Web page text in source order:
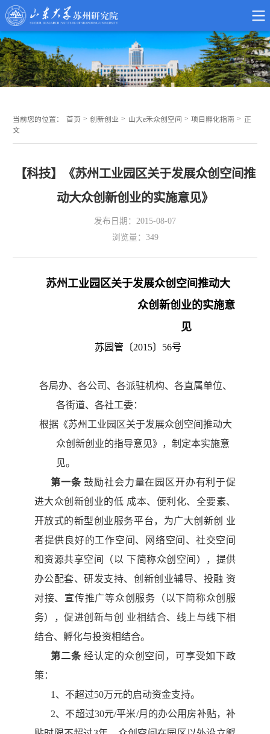
当前您的位置： 首页 > 创新创业 > 山大e禾众创空间 > 项目孵化指南 > 正
文
【科技】《苏州工业园区关于发展众创空间推
动大众创新创业的实施意见》
发布日期：2015-08-07
浏览量： 349
苏州工业园区关于发展众创空间推动大
众创新创业的实施意
见
苏园管〔2015〕56号
各局办、各公司、各派驻机构、各直属单位、
各街道、各社工委：
根据《苏州工业园区关于发展众创空间推动大
众创新创业的指导意见》，制定本实施意
见。
第一条 鼓励社会力量在园区开办有利于促
进大众创新创业的低 成本、便利化、全要素、
开放式的新型创业服务平台，为广大创新创 业
者提供良好的工作空间、网络空间、社交空间
和资源共享空间（以 下简称众创空间），提供
办公配套、研发支持、创新创业辅导、投融 资
对接、宣传推广等众创服务（以下简称众创服
务），促进创新与创 业相结合、线上与线下相
结合、孵化与投资相结合。
第二条 经认定的众创空间，可享受如下政
策：
1、不超过50万元的启动资金支持。
2、不超过30元/平米/月的办公用房补贴，补